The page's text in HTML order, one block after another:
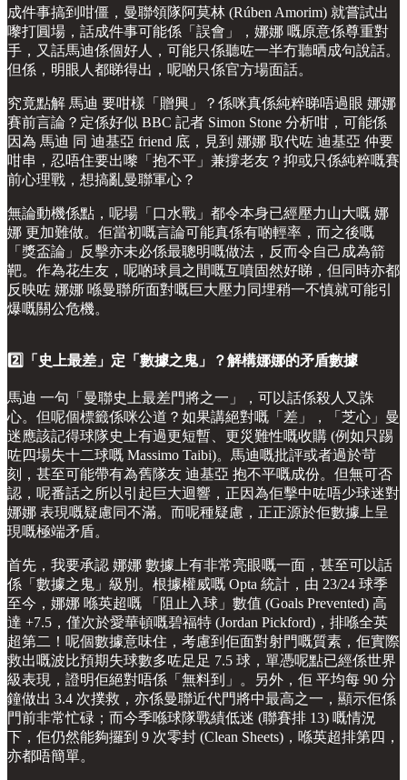
成件事搞到咁僵，曼聯領隊阿莫林 (Rúben Amorim) 就嘗試出
嚟打圓場，話成件事可能係「誤會」，娜娜 嘅原意係尊重對
手，又話馬迪係個好人，可能只係聽咗一半冇聽晒成句說話。
但係，明眼人都睇得出，呢啲只係官方場面話。
究竟點解 馬迪 要咁樣「贈興」？係咪真係純粹睇唔過眼 娜娜
賽前言論？定係好似 BBC 記者 Simon Stone 分析咁，可能係
因為 馬迪 同 迪基亞 friend 底，見到 娜娜 取代咗 迪基亞 仲要
咁串，忍唔住要出嚟「抱不平」兼撐老友？抑或只係純粹嘅賽
前心理戰，想搞亂曼聯軍心？
無論動機係點，呢場「口水戰」都令本身已經壓力山大嘅 娜
娜 更加難做。佢當初嘅言論可能真係有啲輕率，而之後嘅
「獎盃論」反擊亦未必係最聰明嘅做法，反而令自己成為箭
靶。作為花生友，呢啲球員之間嘅互噴固然好睇，但同時亦都
反映咗 娜娜 喺曼聯所面對嘅巨大壓力同埋稍一不慎就可能引
爆嘅關公危機。
2️⃣「史上最差」定「數據之鬼」？解構娜娜的矛盾數據
馬迪 一句「曼聯史上最差門將之一」，可以話係殺人又誅
心。但呢個標籤係咪公道？如果講絕對嘅「差」，「芝心」曼
迷應該記得球隊史上有過更短暫、更災難性嘅收購 (例如只踢
咗四場失十二球嘅 Massimo Taibi)。馬迪嘅批評或者過於苛
刻，甚至可能帶有為舊隊友 迪基亞 抱不平嘅成份。但無可否
認，呢番話之所以引起巨大迴響，正因為佢擊中咗唔少球迷對
娜娜 表現嘅疑慮同不滿。而呢種疑慮，正正源於佢數據上呈
現嘅極端矛盾。
首先，我要承認 娜娜 數據上有非常亮眼嘅一面，甚至可以話
係「數據之鬼」級別。根據權威嘅 Opta 統計，由 23/24 球季
至今，娜娜 喺英超嘅 「阻止入球」數值 (Goals Prevented) 高
達 +7.5，僅次於愛華頓嘅碧福特 (Jordan Pickford)，排喺全英
超第二！呢個數據意味住，考慮到佢面對射門嘅質素，佢實際
救出嘅波比預期失球數多咗足足 7.5 球，單憑呢點已經係世界
級表現，證明佢絕對唔係「無料到」。另外，佢 平均每 90 分
鐘做出 3.4 次撲救，亦係曼聯近代門將中最高之一，顯示佢係
門前非常忙碌；而今季喺球隊戰績低迷 (聯賽排 13) 嘅情況
下，佢仍然能夠攞到 9 次零封 (Clean Sheets)，喺英超排第四，
亦都唔簡單。